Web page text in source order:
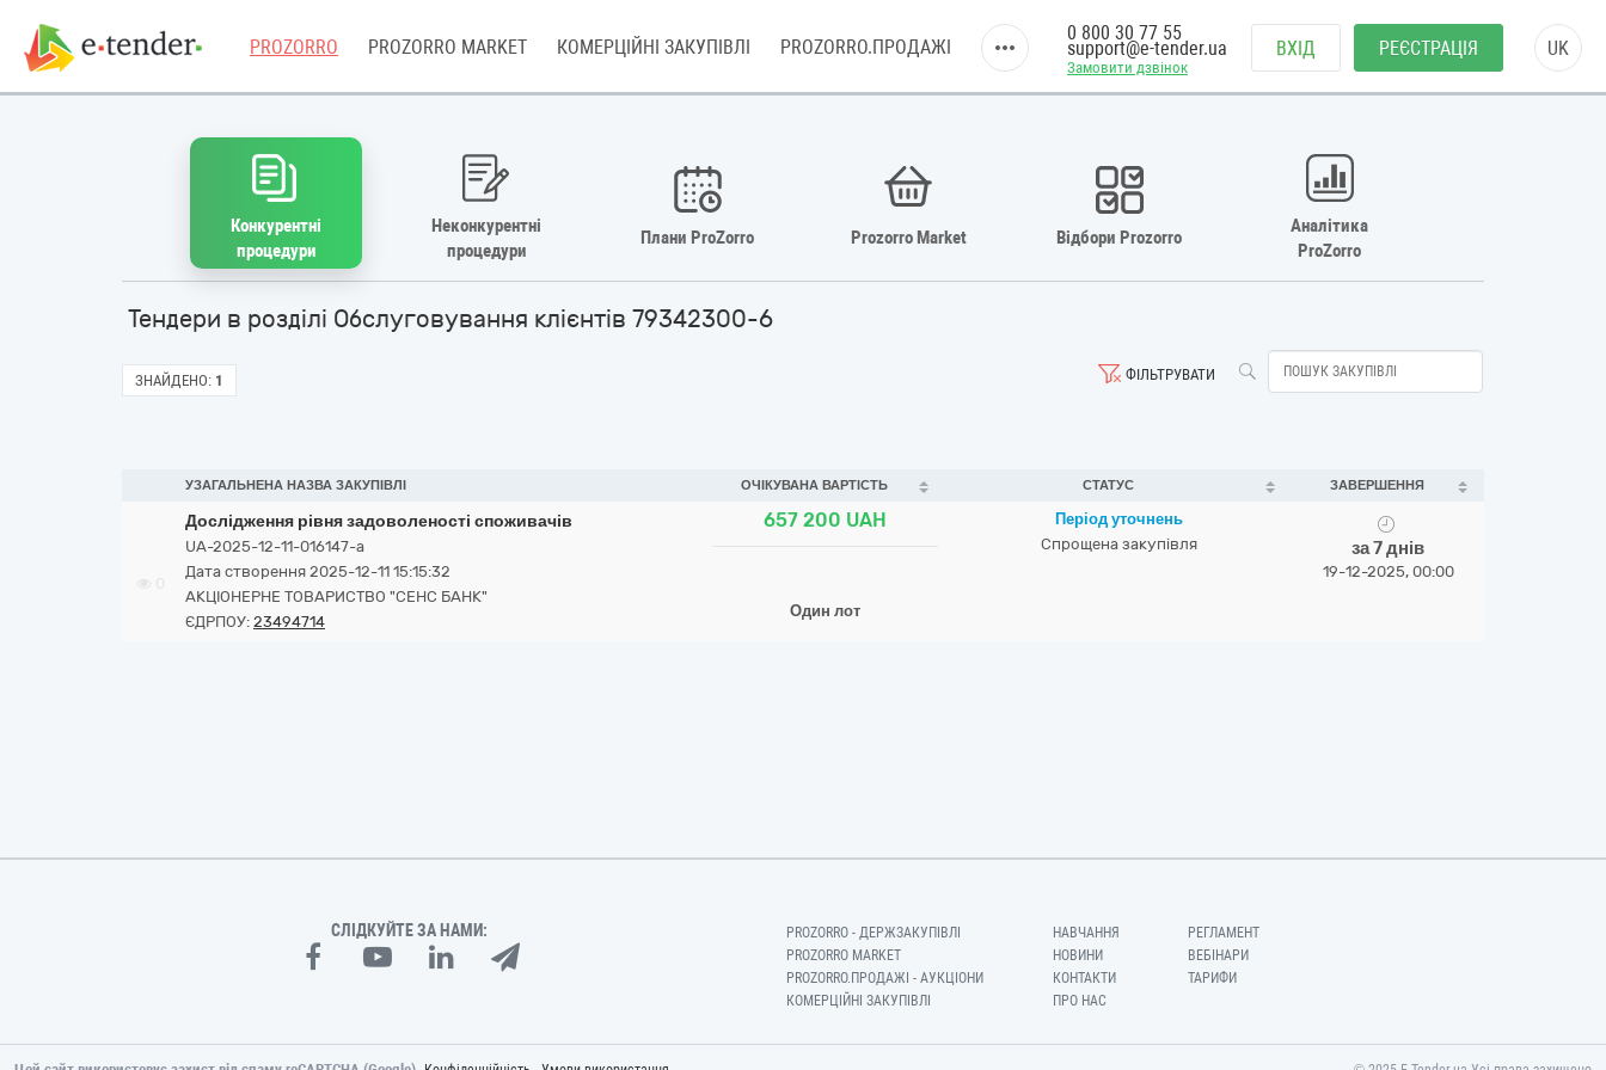
PROZORRO PROZORRO MARKET КОМЕРЦІЙНІ ЗАКУПІВЛІ PROZORRO.ПРОДАЖІ
Замовити дзвінок
0 800 30 77 55
support@e-tender.ua ВХІД РЕЄСТРАЦІЯ UK
Конкурентні
процедури
Неконкурентні
процедури
Плани ProZorro Prozorro Market Відбори Prozorro
Аналітика
ProZorro
Тендери в розділі Обслуговування клієнтів 79342300-6
ФІЛЬТРУВАТИ
ЗНАЙДЕНО: 1
УЗАГАЛЬНЕНА НАЗВА ЗАКУПІВЛІ ОЧІКУВАНА ВАРТІСТЬ СТАТУС ЗАВЕРШЕННЯ
Дослідження рівня задоволеності споживачів
UA-2025-12-11-016147-a
Дата створення 2025-12-11 15:15:32
АКЦІОНЕРНЕ ТОВАРИСТВО "СЕНС БАНК"
ЄДРПОУ: 23494714
657 200 UAH
Один лот
Період уточнень
Спрощена закупівля
за 7 днів
19-12-2025, 00:00
СЛІДКУЙТЕ ЗА НАМИ:
PROZORRO - ДЕРЖЗАКУПІВЛІ
PROZORRO MARKET
PROZORRO.ПРОДАЖІ - АУКЦІОНИ
КОМЕРЦІЙНІ ЗАКУПІВЛІ
НАВЧАННЯ
НОВИНИ
КОНТАКТИ
ПРО НАС
РЕГЛАМЕНТ
ВЕБІНАРИ
ТАРИФИ